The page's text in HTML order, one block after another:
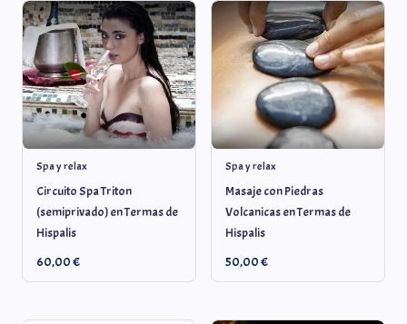
Spa y relax
Circuito Spa Triton
(semiprivado) en Termas de
Hispalis
60,00€
Spa y relax
Masaje con Piedras
Volcanicas en Termas de
Hispalis
50,00€